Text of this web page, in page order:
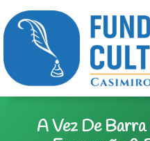
A Vez De Barra